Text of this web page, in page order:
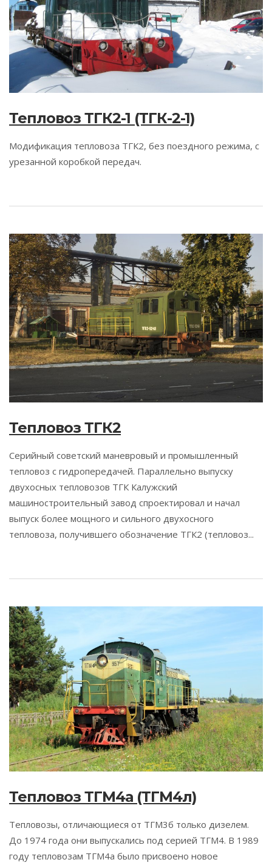
Тепловоз ТГК2-1 (ТГК-2-1)
Модификация тепловоза ТГК2, без поездного режима, с
урезанной коробкой передач.
Тепловоз ТГК2
Серийный советский маневровый и промышленный
тепловоз с гидропередачей. Параллельно выпуску
двухосных тепловозов ТГК Калужский
машиностроительный завод спроектировал и начал
выпуск более мощного и сильного двухосного
тепловоза, получившего обозначение ТГК2 (тепловоз...
Тепловоз ТГМ4а (ТГМ4л)
Тепловозы, отличающиеся от ТГМ3б только дизелем.
До 1974 года они выпускались под серией ТГМ4. В 1989
году тепловозам ТГМ4а было присвоено новое